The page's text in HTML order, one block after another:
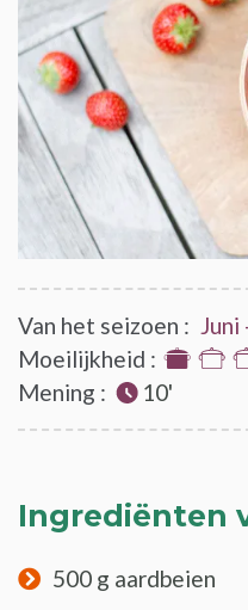
Van het seizoen : Juni
Moeilijkheid : 1
van
de
Mening : 10'
Ingrediënten
500 g aardbeien